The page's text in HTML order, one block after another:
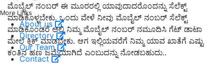
More Links
About us
Directory
Our Team
Contact
ಮೊಬೈಲ್ ನಂಬರ್ ಈ ಮೂರರಲ್ಲಿ ಯಾವುದಾದರೊಂದನ್ನು ಸೆಲೆಕ್ಟ್
ಮಾಡಿಕೊಳ್ಳಬೇಕು. ಒಂದು ವೇಳೆ ನೀವು ಮೊಬೈಲ್ ನಂಬರ್ ಸೆಲೆಕ್ಟ್
ಮಾಡಿಕೊಂಡರೆ ಅಲ್ಲಿ ನಿಮ್ಮ ಮೊಬೈಲ್ ನಂಬರ್ ನಮೂದಿಸಿ ಗೆಟ್ ಡಾಟಾ
ಮೇಲೆ ಕ್ಲಿಕ್ ಮಾಡಬೇಕು. ಆಗ ಇಲ್ಲಿಯವರೆಗೆ ನಿಮ್ಮ ಯಾವ ಖಾತೆಗೆ ಎಷ್ಟು
ಕಂತಿನ ಹಣ ಜಮೆಯಾಗಿದೆ ಎಂಬುದನ್ನು ನೋಡಬಹುದು..